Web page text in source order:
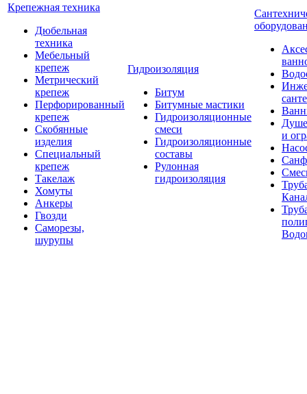
Крепежная техника
Дюбельная
техника
Мебельный
крепеж
Метрический
крепеж
Перфорированный
крепеж
Скобянные
изделия
Специальный
крепеж
Такелаж
Хомуты
Анкеры
Гвозди
Саморезы,
шурупы
Гидроизоляция
Битум
Битумные мастики
Гидроизоляционные
смеси
Гидроизоляционные
составы
Рулонная
гидроизоляция
и